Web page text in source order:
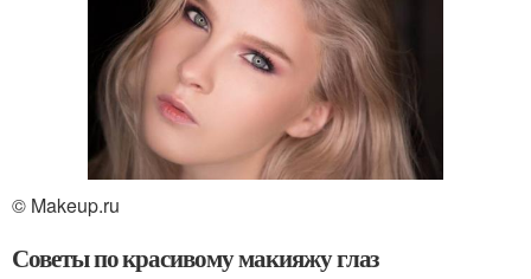
© Makeup.ru
Советы по красивому макияжу глаз